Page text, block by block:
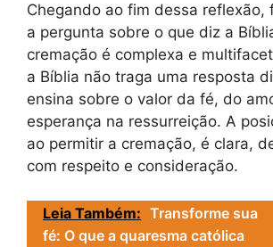
Chegando ao fim dessa reflexão,
a pergunta sobre o que diz a
cremação é complexa e
a Bíblia não traga uma resposta
ensina sobre o valor da fé, do
esperança na ressurreição. A
ao permitir a cremação, é clara,
com respeito e consideração.
Leia Também: Transforme sua
fé: O que a quaresma católica